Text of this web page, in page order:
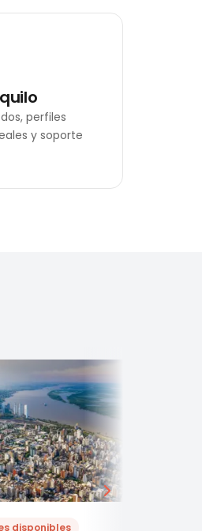
perfiles
y soporte
disponibles